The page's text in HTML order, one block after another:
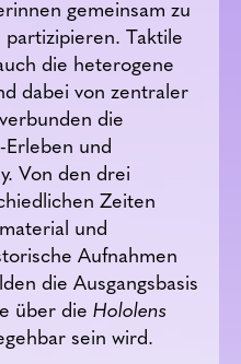
gemeinsam zu
Taktile
die heterogene
dabei von zentraler
die
Erleben und
Von den drei
Zeiten
und
Aufnahmen
die Ausgangsbasis
über die Hololens
sein wird.